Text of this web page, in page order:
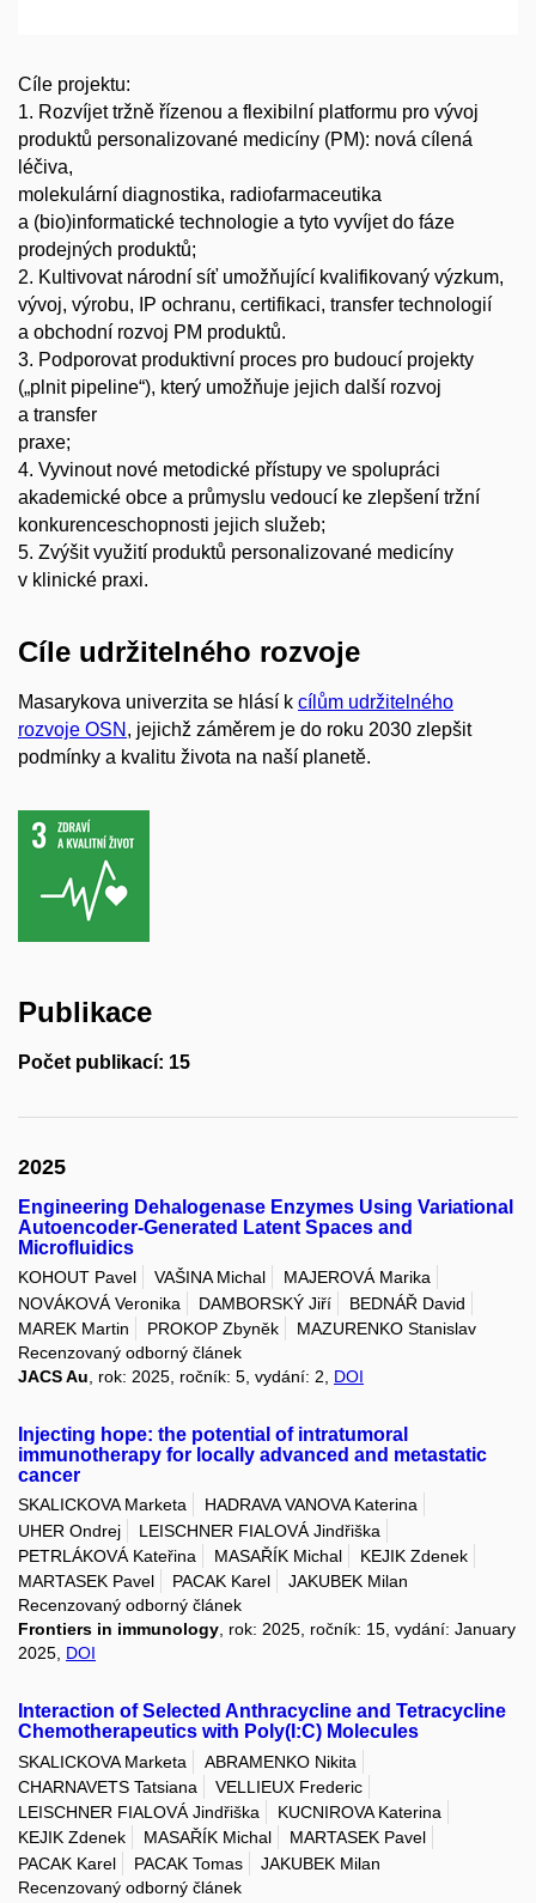
Cíle projektu:
1. Rozvíjet tržně řízenou a flexibilní platformu pro vývoj
produktů personalizované medicíny (PM): nová cílená
léčiva,
molekulární diagnostika, radiofarmaceutika
a (bio)informatické technologie a tyto vyvíjet do fáze
prodejných produktů;
2. Kultivovat národní síť umožňující kvalifikovaný výzkum,
vývoj, výrobu, IP ochranu, certifikaci, transfer technologií
a obchodní rozvoj PM produktů.
3. Podporovat produktivní proces pro budoucí projekty
(„plnit pipeline“), který umožňuje jejich další rozvoj
a transfer
praxe;
4. Vyvinout nové metodické přístupy ve spolupráci
akademické obce a průmyslu vedoucí ke zlepšení tržní
konkurenceschopnosti jejich služeb;
5. Zvýšit využití produktů personalizované medicíny
v klinické praxi.
Cíle udržitelného rozvoje
Masarykova univerzita se hlásí k cílům udržitelného
rozvoje OSN , jejichž záměrem je do roku 2030 zlepšit
podmínky a kvalitu života na naší planetě.
Publikace
Počet publikací: 15
2025
Engineering Dehalogenase Enzymes Using Variational
Autoencoder-Generated Latent Spaces and
Microfluidics
KOHOUT Pavel VAŠINA Michal
MAJEROVÁ Marika
NOVÁKOVÁ Veronika
DAMBORSKÝ Jiří
BEDNÁŘ David
MAREK Martin
PROKOP Zbyněk
MAZURENKO Stanislav
Recenzovaný odborný článek
JACS Au , rok: 2025, ročník: 5, vydání: 2, DOI
Injecting hope: the potential of intratumoral
immunotherapy for locally advanced and metastatic
cancer
SKALICKOVA Marketa
HADRAVA VANOVA Katerina
UHER Ondrej
LEISCHNER FIALOVÁ Jindřiška
PETRLÁKOVÁ Kateřina
MASAŘÍK Michal
KEJIK Zdenek
MARTASEK Pavel
PACAK Karel
JAKUBEK Milan
Recenzovaný odborný článek
Frontiers in immunology, rok: 2025, ročník: 15, vydání: January
2025, DOI
Interaction of Selected Anthracycline and Tetracycline
Chemotherapeutics with Poly(I:C) Molecules
SKALICKOVA Marketa
ABRAMENKO Nikita
CHARNAVETS Tatsiana
VELLIEUX Frederic
LEISCHNER FIALOVÁ Jindřiška
KUCNIROVA Katerina
KEJIK Zdenek
MASAŘÍK Michal
MARTASEK Pavel
PACAK Karel
PACAK Tomas
JAKUBEK Milan
Recenzovaný odborný článek